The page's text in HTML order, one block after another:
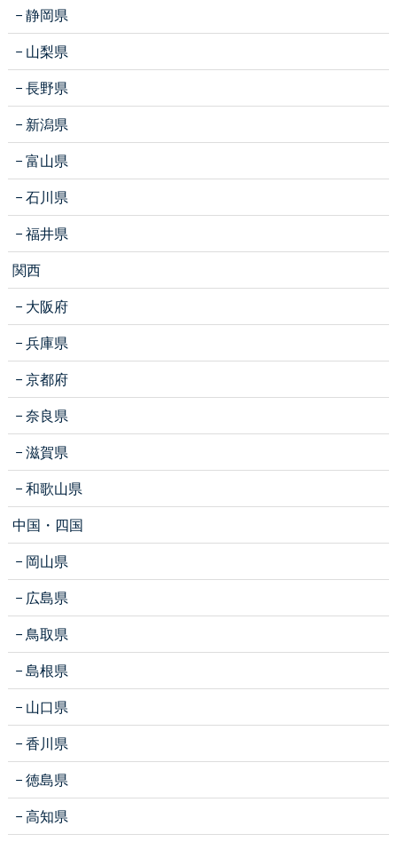
静岡県
山梨県
長野県
新潟県
富山県
石川県
福井県
関西
大阪府
兵庫県
京都府
奈良県
滋賀県
和歌山県
中国・四国
岡山県
広島県
鳥取県
島根県
山口県
香川県
徳島県
高知県